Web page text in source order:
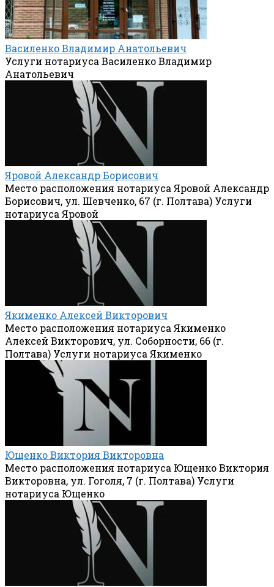
Василенко Владимир Анатольевич
Услуги нотариуса Василенко Владимир
Анатольевич
Яровой Александр Борисович
Место расположения нотариуса Яровой Александр
Борисович, ул. Шевченко, 67 (г. Полтава) Услуги
нотариуса Яровой
Якименко Алексей Викторович
Место расположения нотариуса Якименко
Алексей Викторович, ул. Соборности, 66 (г.
Полтава) Услуги нотариуса Якименко
Ющенко Виктория Викторовна
Место расположения нотариуса Ющенко Виктория
Викторовна, ул. Гоголя, 7 (г. Полтава) Услуги
нотариуса Ющенко